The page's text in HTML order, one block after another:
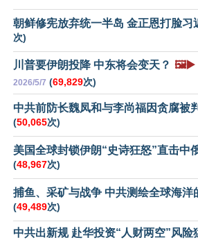
朝鲜修宪放弃统一半岛 金正恩打脸习
次)
川普要伊朗投降 中东将会变天？ 🖼️▶️
2026/5/7 (69,829次)
中共前防长魏凤和与李尚福因贪腐被
(50,065次)
美国全球封锁伊朗“史诗狂怒”直击中
(48,967次)
捕鱼、采矿与战争 中共测绘全球海洋
(49,489次)
中共出新规 赴华投资“人财两空”风险